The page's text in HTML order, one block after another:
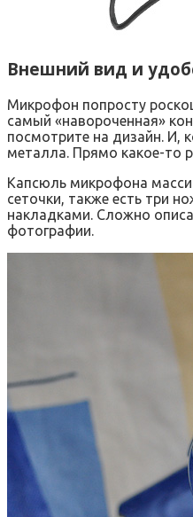
Внешний вид и
Микрофон попросту
самый «навороченная»
посмотрите на дизайн. И,
металла. Прямо какое-то
Капсюль микрофона
сеточки, также есть три
накладками. Сложно
фотографии.